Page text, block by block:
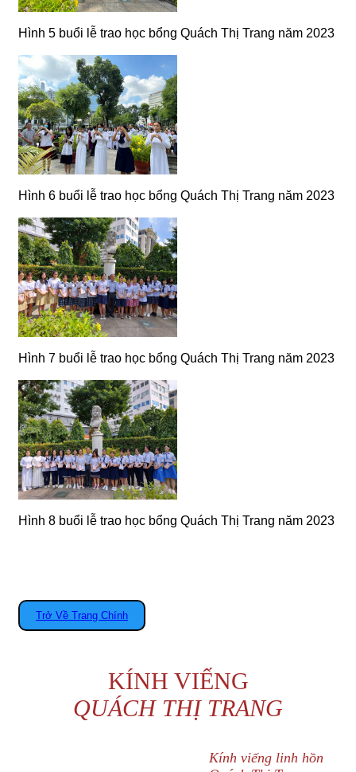
Hình 5 buổi lễ trao học bổng Quách Thị Trang năm 2023
Hình 6 buổi lễ trao học bổng Quách Thị Trang năm 2023
Hình 7 buổi lễ trao học bổng Quách Thị Trang năm 2023
Hình 8 buổi lễ trao học bổng Quách Thị Trang năm 2023
Trở Về Trang Chính
KÍNH VIẾNG
QUÁCH THỊ TRANG
Kính viếng linh hồn